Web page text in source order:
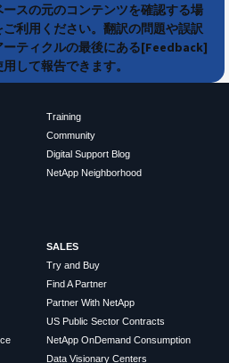
スの元のコンテンツを確認する場
利用ください。翻訳の問題や誤訳
ーティクルの最後にある[Feedback]
して報告できます。
Training
Community
Digital Support Blog
NetApp Neighborhood
SALES
Try and Buy
Find A Partner
Partner With NetApp
US Public Sector Contracts
NetApp OnDemand Consumption
Data Visionary Centers